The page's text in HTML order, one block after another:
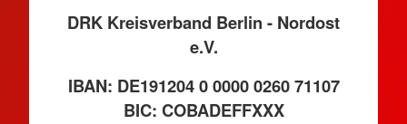
DRK Kreisverband Berlin - Nordost
e.V.
IBAN: DE191204 0 0000 0260 71107
BIC: COBADEFFXXX